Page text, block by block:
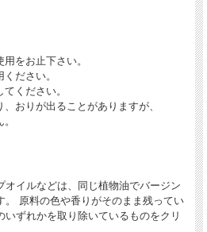
をお止下さい。
ださい。
ください。
おりが出ることがありますが、
オイルなどは、同じ植物油でバージン
。 原料の色や香りがそのまま残ってい
いずれかを取り除いているものをクリ